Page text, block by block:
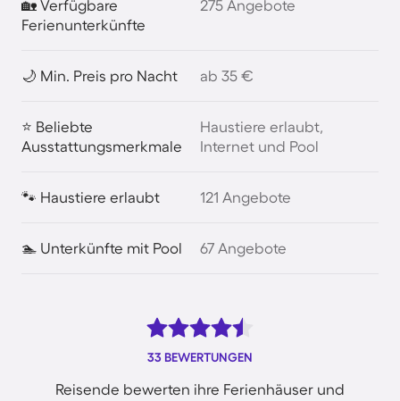
🏡 Verfügbare
Ferienunterkünfte
275 Angebote
🌙 Min. Preis pro Nacht ab 35 €
⭐ Beliebte
Ausstattungsmerkmale
Haustiere erlaubt,
Internet und Pool
🐾 Haustiere erlaubt 121 Angebote
🏊 Unterkünfte mit Pool 67 Angebote
33 BEWERTUNGEN
Reisende bewerten ihre Ferienhäuser und